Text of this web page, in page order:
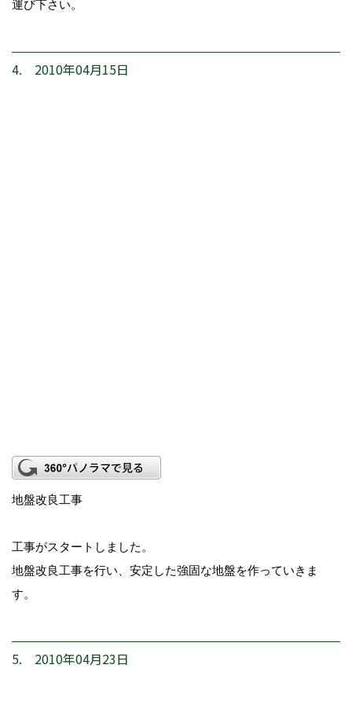
運び下さい。
4. 2010年04月15日
地盤改良工事
工事がスタートしました。
地盤改良工事を行い、安定した強固な地盤を作っていきま
す。
5. 2010年04月23日